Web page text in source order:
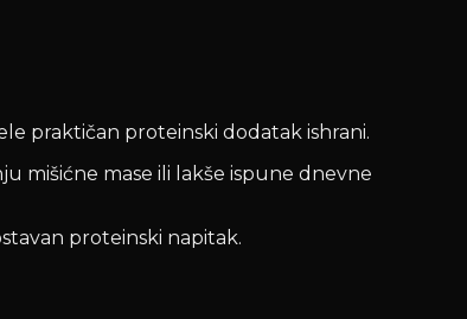
praktičan proteinski dodatak ishrani.
mišićne mase ili lakše ispune dnevne
proteinski napitak.